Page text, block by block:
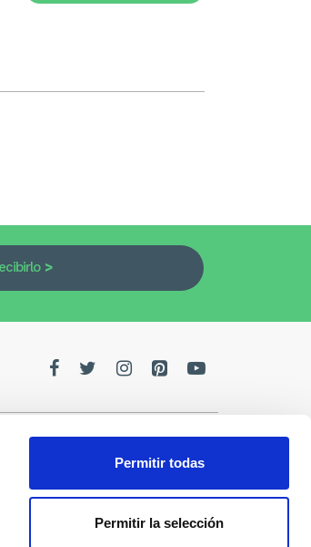
Permitir todas
Permitir la selección